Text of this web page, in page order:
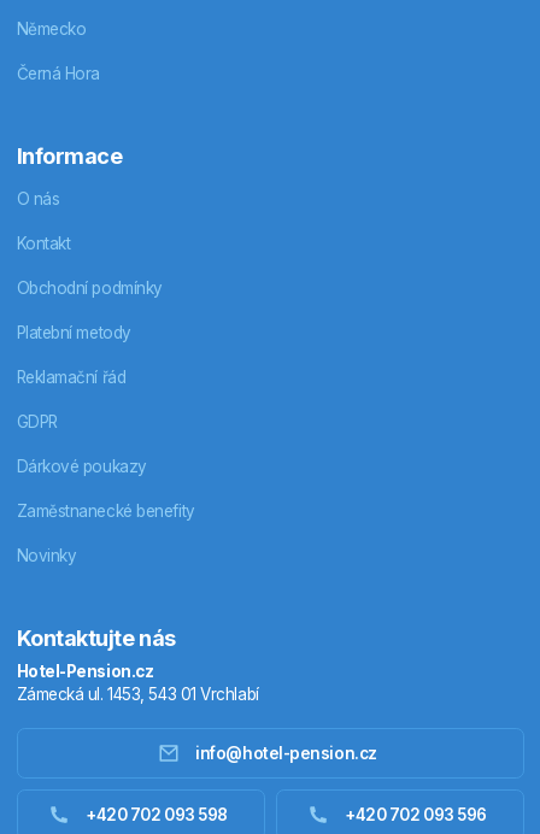
Německo
Černá Hora
Informace
O nás
Kontakt
Obchodní podmínky
Platební metody
Reklamační řád
GDPR
Dárkové poukazy
Zaměstnanecké benefity
Novinky
Kontaktujte nás
Hotel-Pension.cz
Zámecká ul. 1453, 543 01 Vrchlabí
info@hotel-pension.cz
+420 702 093 598 +420 702 093 596